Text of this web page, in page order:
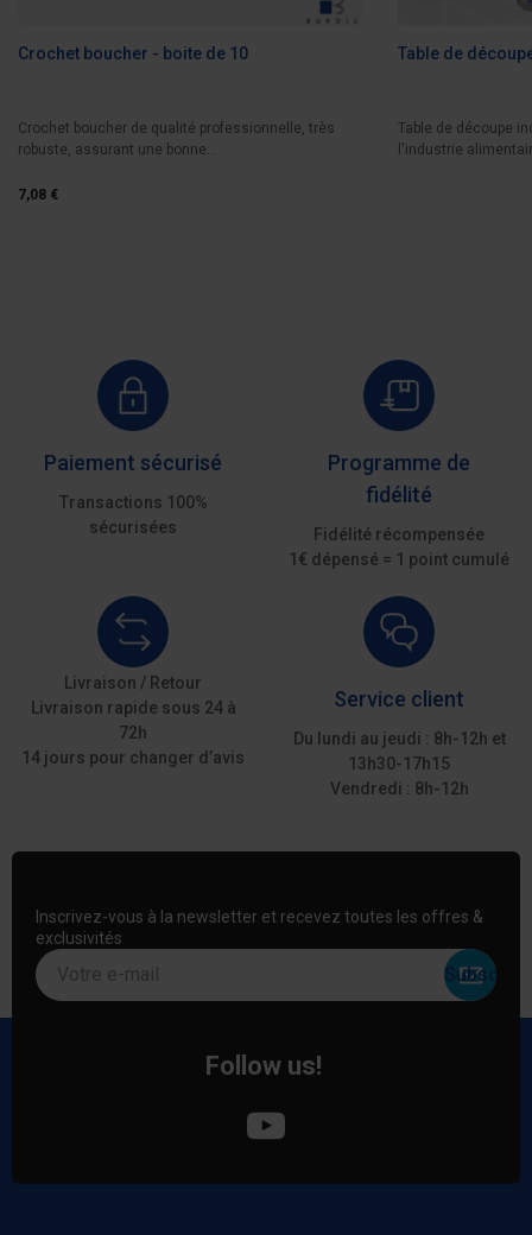
Crochet boucher - boite de 10
Crochet boucher de qualité professionnelle, très
robuste, assurant une bonne...
7,08 €
Table de
Table de découpe
l'industrie
Paiement sécurisé
Transactions 100%
sécurisées
Programme de
fidélité
Fidélité récompensée
1€ dépensé = 1 point cumulé
Livraison / Retour
Livraison rapide sous 24 à
72h
14 jours pour changer d’avis
Service client
Du lundi au jeudi : 8h-12h et
13h30-17h15
Vendredi : 8h-12h
Inscrivez-vous à la newsletter et recevez toutes les offres &
exclusivités
Votre e-mail
Follow us!